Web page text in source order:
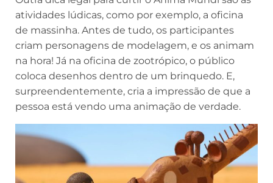
atividades lúdicas, como por exemplo, a oficina
de massinha. Antes de tudo, os participantes
criam personagens de modelagem, e os animam
na hora! Já na oficina de zootrópico, o público
coloca desenhos dentro de um brinquedo. E,
surpreendentemente, cria a impressão de que a
pessoa está vendo uma animação de verdade.